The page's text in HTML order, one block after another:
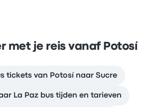
met je reis vanaf Potosí
tickets van Potosí naar Sucre
La Paz bus tijden en tarieven